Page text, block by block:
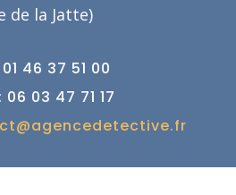
de la Jatte)
46 37 51 00
06 03 47 71 17